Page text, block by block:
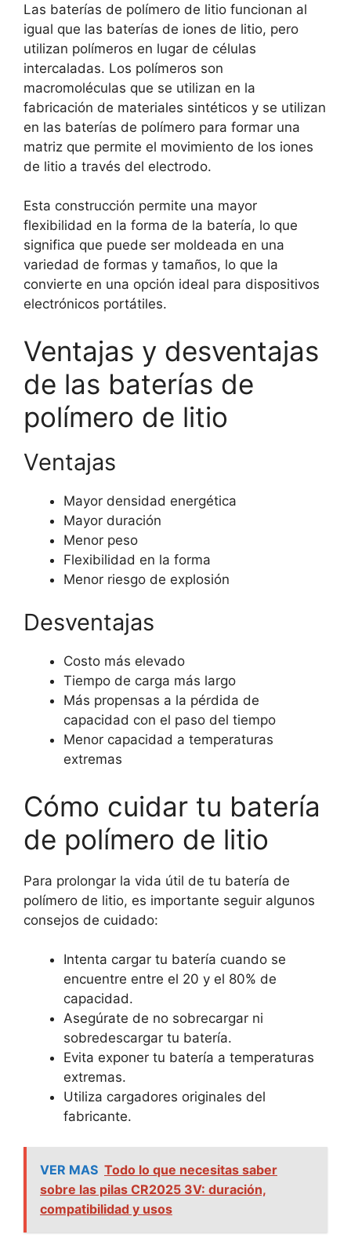
Las baterías de polímero de litio funcionan al
igual que las baterías de iones de litio, pero
utilizan polímeros en lugar de células
intercaladas. Los polímeros son
macromoléculas que se utilizan en la
fabricación de materiales sintéticos y se utilizan
en las baterías de polímero para formar una
matriz que permite el movimiento de los iones
de litio a través del electrodo.
Esta construcción permite una mayor
flexibilidad en la forma de la batería, lo que
significa que puede ser moldeada en una
variedad de formas y tamaños, lo que la
convierte en una opción ideal para dispositivos
electrónicos portátiles.
Ventajas y desventajas
de las baterías de
polímero de litio
Ventajas
Mayor densidad energética
Mayor duración
Menor peso
Flexibilidad en la forma
Menor riesgo de explosión
Desventajas
Costo más elevado
Tiempo de carga más largo
Más propensas a la pérdida de
capacidad con el paso del tiempo
Menor capacidad a temperaturas
extremas
Cómo cuidar tu batería
de polímero de litio
Para prolongar la vida útil de tu batería de
polímero de litio, es importante seguir algunos
consejos de cuidado:
Intenta cargar tu batería cuando se
encuentre entre el 20 y el 80% de
capacidad.
Asegúrate de no sobrecargar ni
sobredescargar tu batería.
Evita exponer tu batería a temperaturas
extremas.
Utiliza cargadores originales del
fabricante.
VER MAS Todo lo que necesitas saber
sobre las pilas CR2025 3V: duración,
compatibilidad y usos